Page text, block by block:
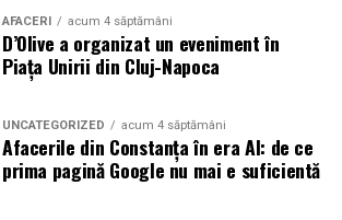
AFACERI acum 4 săptămâni
D’Olive a organizat un eveniment în
Piața Unirii din Cluj-Napoca
UNCATEGORIZED acum 4 săptămâni
Afacerile din Constanța în era AI: de ce
prima pagină Google nu mai e suficientă